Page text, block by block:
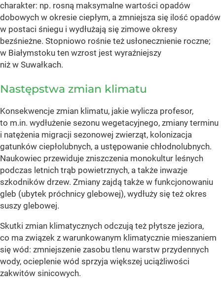
charakter: np. rosną maksymalne wartości opadów
dobowych w okresie ciepłym, a zmniejsza się ilość opadów
w postaci śniegu i wydłużają się zimowe okresy
bezśnieżne. Stopniowo rośnie też usłonecznienie roczne;
w Białymstoku ten wzrost jest wyraźniejszy
niż w Suwałkach.
Następstwa zmian klimatu
Konsekwencje zmian klimatu, jakie wylicza profesor,
to m.in. wydłużenie sezonu wegetacyjnego, zmiany terminu
i natężenia migracji sezonowej zwierząt, kolonizacja
gatunków ciepłolubnych, a ustępowanie chłodnolubnych.
Naukowiec przewiduje zniszczenia monokultur leśnych
podczas letnich trąb powietrznych, a także inwazje
szkodników drzew. Zmiany zajdą także w funkcjonowaniu
gleb (ubytek próchnicy glebowej), wydłuży się też okres
suszy glebowej.
Skutki zmian klimatycznych odczują też płytsze jeziora,
co ma związek z warunkowanym klimatycznie mieszaniem
się wód: zmniejszenie zasobu tlenu warstw przydennych
wody, ocieplenie wód sprzyja większej uciążliwości
zakwitów sinicowych.